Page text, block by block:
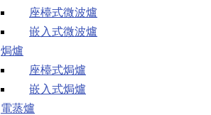
座檯式微波爐
嵌入式微波爐
焗爐
座檯式焗爐
嵌入式焗爐
電蒸爐